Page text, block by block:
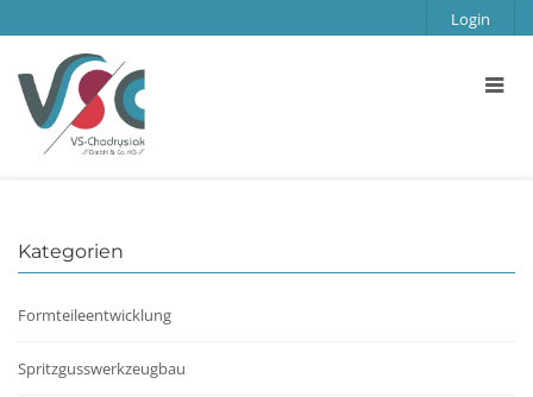
Login
Kategorien
Formteileentwicklung
Spritzgusswerkzeugbau